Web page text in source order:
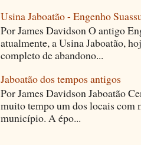
Usina Jaboatão - Engenho
Por James Davidson O antigo
atualmente, a Usina Jaboatão,
completo de abandono...
Jaboatão dos tempos antigos
Por James Davidson Jaboatão
muito tempo um dos locais com
município. A épo...